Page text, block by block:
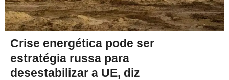
Crise energética pode ser
estratégia russa para
desestabilizar a UE, diz